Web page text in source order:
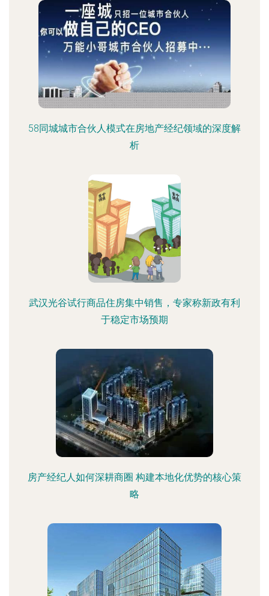
58同城城市合伙人模式在房地产经纪领域的深度解
析
武汉光谷试行商品住房集中销售，专家称新政有利
于稳定市场预期
房产经纪人如何深耕商圈 构建本地化优势的核心策
略